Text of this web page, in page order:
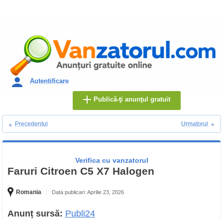
Autentificare
Publică-ţi anunţul gratuit
Precedentul Urmatorul
Verifica cu vanzatorul
Faruri Citroen C5 X7 Halogen
Romania Data publicari: Aprilie 23, 2026
Anunț sursă: Publi24